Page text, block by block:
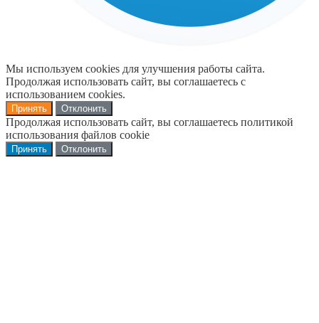
Мы используем cookies для улучшения работы сайта.
Продолжая использовать сайт, вы соглашаетесь с
использованием cookies.
Принять Отклонить
Продолжая использовать сайт, вы соглашаетесь политикой
использования файлов cookie
Принять Отклонить